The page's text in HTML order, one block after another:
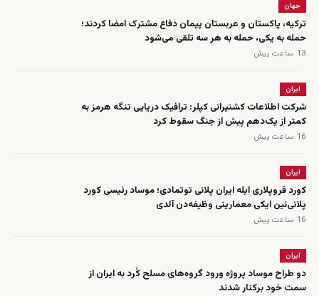
جهان
ترکیه، پاکستان و عربستان پیمان دفاع مشترک امضا کردند؛
حمله به یکی، حمله به هر سه تلقی می‌شود
13 ساعت پیش
ایران
شرکت اطلاعات کشتیرانی کپلر: ترافیک دریایی تنگه هرمز به
کمتر از یک‌دهم پیش از جنگ سقوط کرد
16 ساعت پیش
ایران
کورد قروپلاری ایله ایران پلانی توتمادی؛ موساد رئیسی کورد
پلانی‌نین ایکی معمارینی وظیفه‌دن آلدی
16 ساعت پیش
ایران
دو طراح موساد پروژه ورود گروه‌های مسلح کُرد به ایران از
سمت خود برکنار شدند